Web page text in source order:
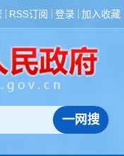
RSS订阅 登录 加入收藏